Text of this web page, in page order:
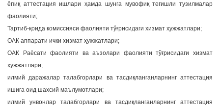
ёпиқ аттестация ишлари ҳамда шунга мувофиқ тегишли тузилмалар
фаолияти;
Тартиб-қоида комиссияси фаолияти тўғрисидаги хизмат ҳужжатлари;
ОАК аппарати ички хизмат ҳужжатлари;
ОАК Раёсати фаолияти ва аъзолари фаолияти тўғрисидаги хизмат
ҳужжатлари;
илмий даражалар талабгорлари ва тасдиқланганларнинг аттестация
ишига оид шахсий маълумотлари;
илмий унвонлар талабгорлари ва тасдиқланганларнинг аттестация